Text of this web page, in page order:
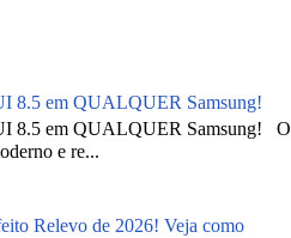
8.5 em QUALQUER Samsung!
8.5 em QUALQUER Samsung! O
e re...
Relevo de 2026! Veja como